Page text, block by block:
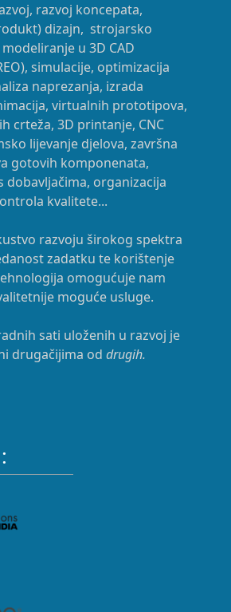
razvoj koncepata,
dizajn, strojarsko
u 3D CAD
simulacije, optimizacija
naprezanja, izrada
virtualnih prototipova,
crteža, 3D printanje, CNC
lijevanje djelova, završna
gotovih komponenata,
dobavljačima, organizacija
kvalitete...
razvoju širokog spektra
zadatku te korištenje
omogućuje nam
moguće usluge.
sati uloženih u razvoj je
drugačijima od drugih.